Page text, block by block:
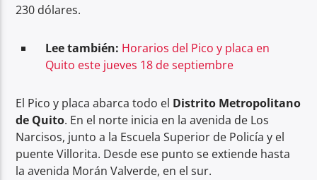
230 dólares.
Lee también: Horarios del Pico y placa en
Quito este jueves 18 de septiembre
El Pico y placa abarca todo el Distrito Metropolitano
de Quito. En el norte inicia en la avenida de Los
Narcisos, junto a la Escuela Superior de Policía y el
puente Villorita. Desde ese punto se extiende hasta
la avenida Morán Valverde, en el sur.